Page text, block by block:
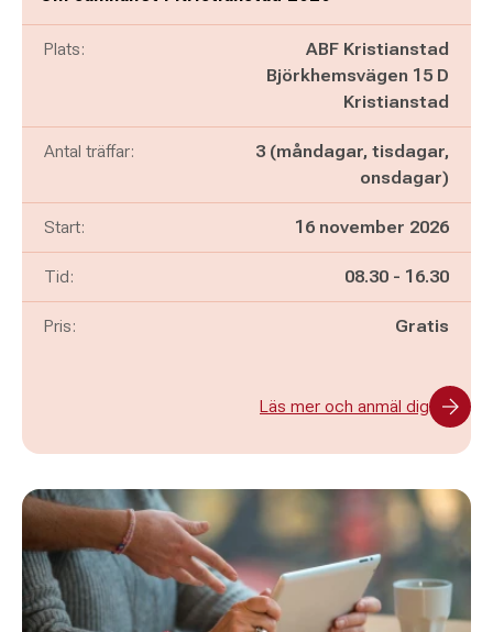
Plats:
ABF Kristianstad
Björkhemsvägen 15 D
Kristianstad
Antal träffar:
3 (måndagar, tisdagar,
onsdagar)
Start: 16 november 2026
Tid: Pågår mellan
08.30 - och
16.30
Pris: Gratis
Läs mer och anmäl dig